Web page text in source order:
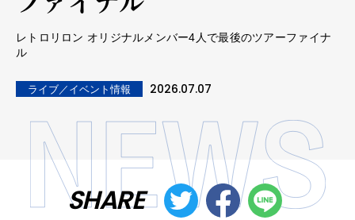
レトロリロン オリジナルメンバー4人で最後のツアーファイナ
ル
ライブ／イベント情報 2026.07.07
SHARE